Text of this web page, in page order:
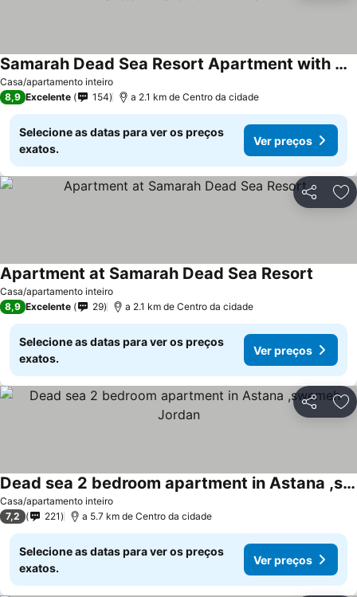
Casa/apartamento inteiro
Samarah Dead Sea Resort Apartment with Sea View FP4 Traveler Award 2024 Winner
8,9 Excelente 154 a 2.1 km de Centro da cidade
Selecione as datas para ver os preços
exatos.
Ver preços
Partilhar
Casa/apartamento inteiro
Apartment at Samarah Dead Sea Resort
8,9 Excelente 29 a 2.1 km de Centro da cidade
Selecione as datas para ver os preços
exatos.
Ver preços
Partilhar
Casa/apartamento inteiro
Dead sea 2 bedroom apartment in Astana ,swemeh Jordan
7,2 221 a 5.7 km de Centro da cidade
Selecione as datas para ver os preços
exatos.
Ver preços